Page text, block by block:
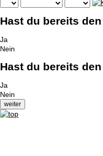
Hast du bereits
Ja
Nein
Hast du bereits
Ja
Nein